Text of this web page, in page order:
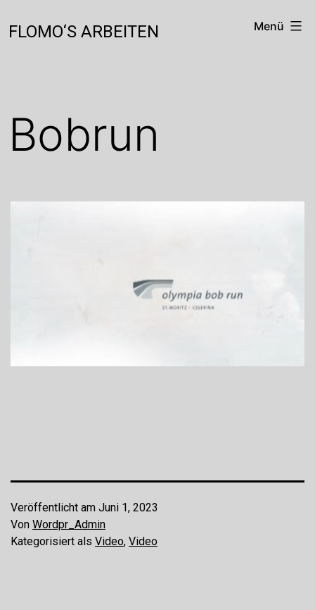
Inhalt
springen
FLOMO‘S ARBEITEN Menü
Bobrun
Veröffentlicht am Juni 1, 2023
Von Wordpr_Admin
Kategorisiert als Video, Video